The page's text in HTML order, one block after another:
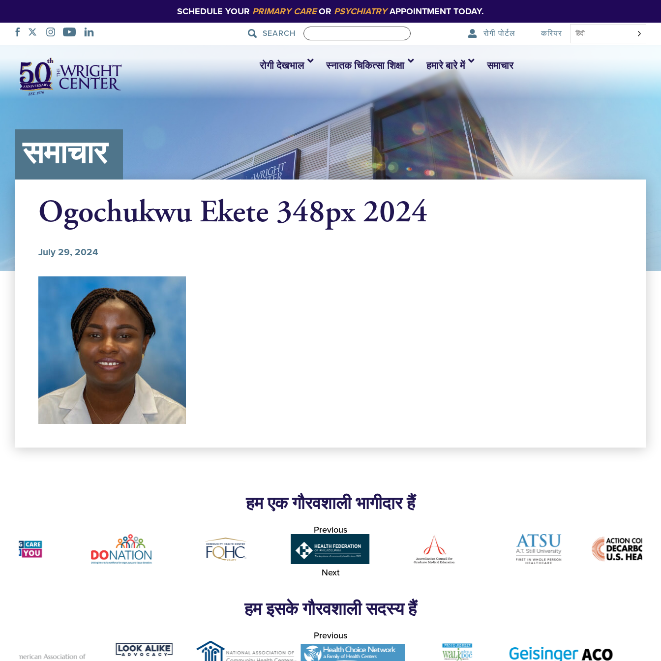
SCHEDULE YOUR PRIMARY CAREOR PSYCHIATRYAPPOINTMENT TODAY.
SEARCH रोगी पोर्टल करियर हिंदी
छोड़ें
रोगी देखभाल स्नातक चिकित्सा शिक्षा हमारे बारे में समाचार
समाचार
Ogochukwu Ekete 348px 2024
July 29, 2024
हम एक गौरवशाली भागीदार हैं
Previous
Next
हम इसके गौरवशाली सदस्य हैं
Previous